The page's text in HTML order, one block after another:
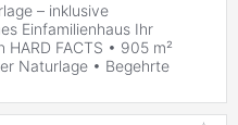
– inklusive
Einfamilienhaus Ihr
FACTS • 905 m²
Naturlage • Begehrte